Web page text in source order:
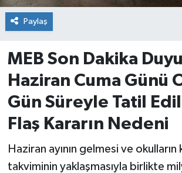
Paylaş
MEB Son Dakika
Haziran Cuma Günü
Gün Süreyle Tatil
Flaş Kararın Nedeni
Haziran ayının gelmesi ve okulların
takviminin yaklaşmasıyla birlikte
Gömeç
Gönen
Havran
KENT GÜNDEMİ